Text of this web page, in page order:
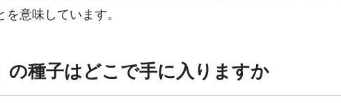
意味しています。
の種子はどこで手に入りますか